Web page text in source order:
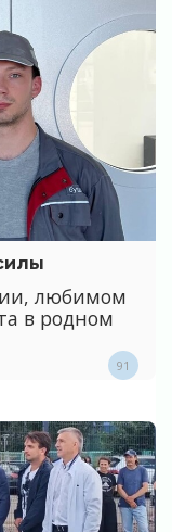
любимом
в родном
91